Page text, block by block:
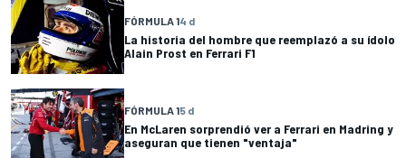
FÓRMULA 14 d
La historia del hombre que reemplazó a su ídolo
Alain Prost en Ferrari F1
FÓRMULA 15 d
En McLaren sorprendió ver a Ferrari en Madring y
aseguran que tienen "ventaja"